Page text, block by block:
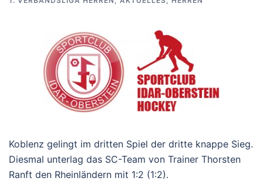
Koblenz gelingt im dritten Spiel der dritte knappe Sieg.
Diesmal unterlag das SC-Team von Trainer Thorsten
Ranft den Rheinländern mit 1:2 (1:2).